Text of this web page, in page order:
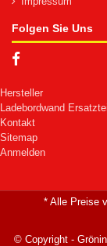
Folgen Sie Uns
Hersteller
Ladebordwand
Kontakt
Sitemap
Anmelden
* Alle Preise
© Copyright -